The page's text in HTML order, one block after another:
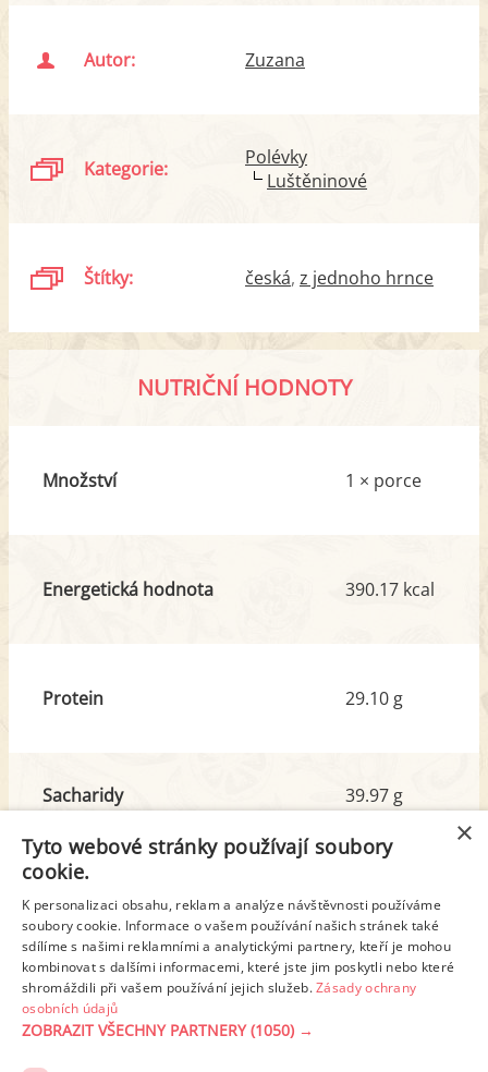
Autor: Zuzana
Kategorie:
Polévky
Luštěninové
Štítky: česká z jednoho hrnce
NUTRIČNÍ HODNOTY
Množství 1 × porce
Energetická hodnota 390.17 kcal
Protein 29.10 g
Sacharidy
39.97 g
Tuk
z toho nas. mastné kyseliny
16.35 g
7.42 g
Detailní rozpis
×
Tyto webové stránky používají soubory
cookie.
K personalizaci obsahu, reklam a analýze návštěvnosti používáme
soubory cookie. Informace o vašem používání našich stránek také
sdílíme s našimi reklamními a analytickými partnery, kteří je mohou
kombinovat s dalšími informacemi, které jste jim poskytli nebo které
shromáždili při vašem používání jejich služeb.Zásady ochrany
osobních údajů
ZOBRAZIT VŠECHNY PARTNERY(1050) →